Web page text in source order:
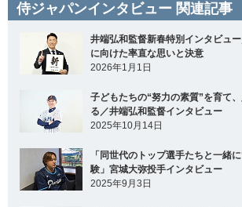
侍ジャパンインタビュー 関連記事
井端弘和監督新春特別インタビュ
に向けた率直な思いと決意
2026年1月1日
子どもたちの“努力の素質”を育て
る／井端弘和監督インタビュー
2025年10月14日
「同世代のトップ選手たちと一緒
験」宮城大弥投手インタビュー
2025年9月3日